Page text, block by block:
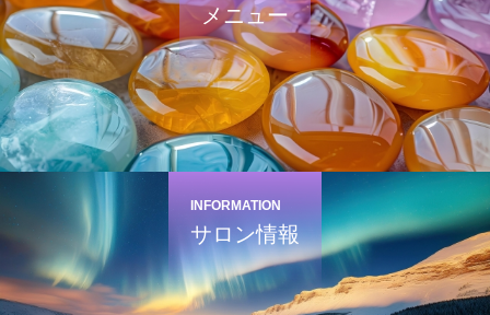
メニュー
INFORMATION
サロン情報